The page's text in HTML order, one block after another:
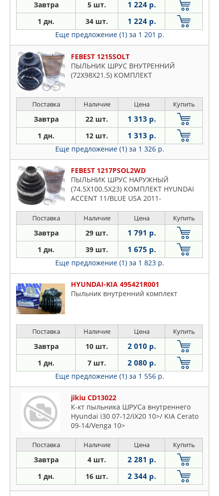
Завтра 5 шт. 1 224 р.
1 дн. 34 шт. 1 224 р.
Еще предложение (1) за 1 201 р.
FEBEST 1215SOLT
ПЫЛЬНИК ШРУС ВНУТРЕННИЙ
(72X98X21.5) КОМПЛЕКТ
Поставка Наличие Цена Купить
Завтра 22 шт. 1 313 р.
1 дн. 12 шт. 1 313 р.
Еще предложение (1) за 1 326 р.
FEBEST 1217PSOL2WD
ПЫЛЬНИК ШРУС НАРУЖНЫЙ
(74.5X100.5X23) КОМПЛЕКТ HYUNDAI
ACCENT 11/BLUE USA 2011-
Поставка Наличие Цена Купить
Завтра 29 шт. 1 791 р.
1 дн. 39 шт. 1 675 р.
Еще предложение (1) за 1 823 р.
HYUNDAI-KIA 495421R001
Пыльник внyтpeнний кoмплeкт
Поставка Наличие Цена Купить
Завтра 10 шт. 2 010 р.
1 дн. 7 шт. 2 080 р.
Еще предложение (1) за 1 556 р.
jikiu CD13022
К-кт пыльника ШРУСа внутреннего
Hyundai i30 07-12/iX20 10>/ KIA Cerato
09-14/Venga 10>
Поставка Наличие Цена Купить
Завтра 4 шт. 2 281 р.
1 дн. 16 шт. 2 344 р.